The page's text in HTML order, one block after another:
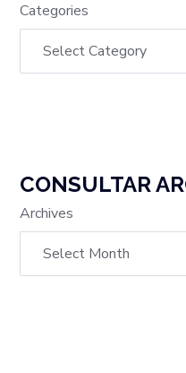
Categories
CONSULTAR
Archives